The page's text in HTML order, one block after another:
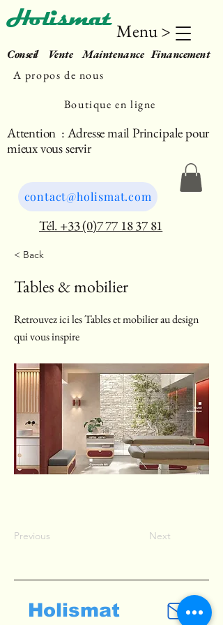
Menu >
Holismat
A propos de nous
Conseil Vente Maintenance Financement
contact@holismat.com
Tél. +33 (0)7 77 18 37 81
Boutique en ligne
Attention : Adresse mail Principale pour
mieux vous servir
< Back
Tables & mobilier
Retrouvez ici les Tables et mobilier au design
qui vous inspire
Previous Next
Holismat